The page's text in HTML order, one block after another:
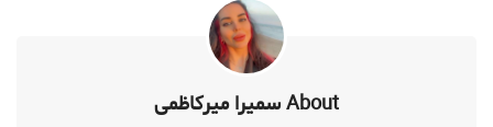
About سمیرا میرکاظمی